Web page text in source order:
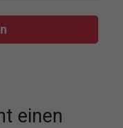
einen